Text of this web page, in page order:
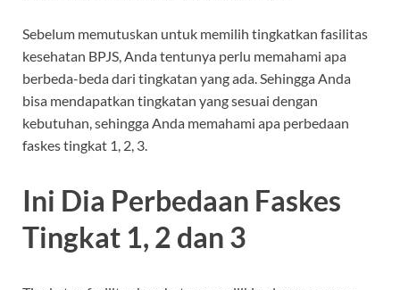
Sebelum memutuskan untuk memilih tingkatkan fasilitas
kesehatan BPJS, Anda tentunya perlu memahami apa
berbeda-beda dari tingkatan yang ada. Sehingga Anda
bisa mendapatkan tingkatan yang sesuai dengan
kebutuhan, sehingga Anda memahami apa perbedaan
faskes tingkat 1, 2, 3.
Ini Dia Perbedaan Faskes
Tingkat 1, 2 dan 3